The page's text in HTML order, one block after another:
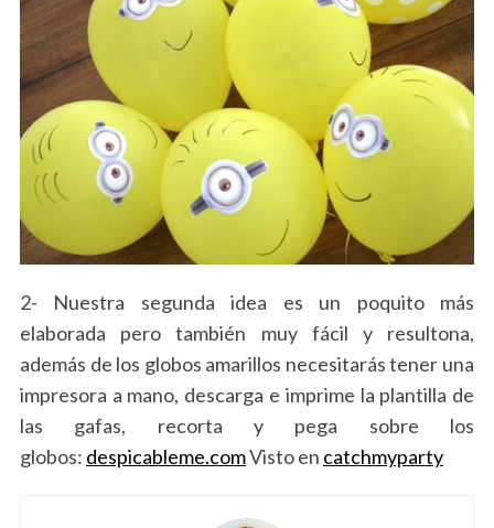
2- Nuestra segunda idea es un poquito más
elaborada pero también muy fácil y resultona,
además de los globos amarillos necesitarás tener una
impresora a mano, descarga e imprime la plantilla de
las gafas, recorta y pega sobre los
globos: despicableme.comVisto en catchmyparty